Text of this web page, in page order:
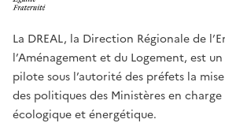
La DREAL, la Direction Régionale de
l’Aménagement et du Logement, est
pilote sous l’autorité des préfets la
des politiques des Ministères en
écologique et énergétique.